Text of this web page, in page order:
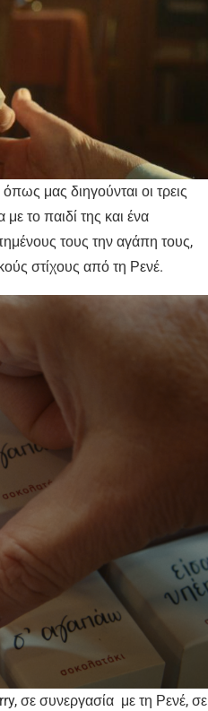
μας διηγούνται οι τρεις
το παιδί της και ένα
τους την αγάπη τους,
στίχους από τη Ρενέ.
σε συνεργασία με τη Ρενέ, σε